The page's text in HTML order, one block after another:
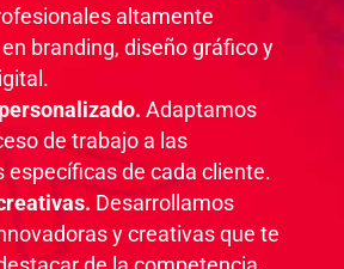
altamente
branding, diseño gráfico y
Adaptamos
de trabajo a las
específicas de cada cliente.
Desarrollamos
y creativas que te